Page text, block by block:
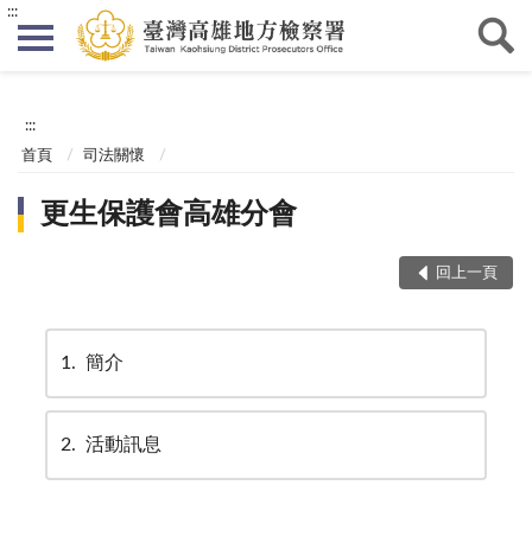
:::
:::
首頁 司法關懷
更生保護會高雄分會
回上一頁
1 簡介
2 活動訊息